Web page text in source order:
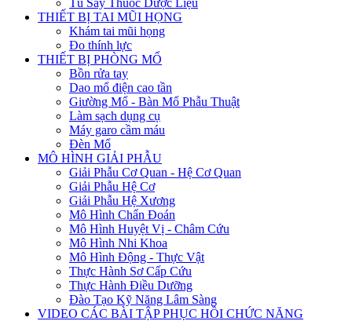
Tủ Sấy Thuốc Dược Liệu
THIẾT BỊ TAI MŨI HỌNG
Khám tai mũi họng
Đo thính lực
THIẾT BỊ PHÒNG MỔ
Bồn rửa tay
Dao mổ điện cao tần
Giường Mổ - Bàn Mổ Phẫu Thuật
Làm sạch dụng cụ
Máy garo cầm máu
Đèn Mổ
MÔ HÌNH GIẢI PHẪU
Giải Phẫu Cơ Quan - Hệ Cơ Quan
Giải Phẫu Hệ Cơ
Giải Phẫu Hệ Xương
Mô Hình Chẩn Đoán
Mô Hình Huyệt Vị - Châm Cứu
Mô Hình Nhi Khoa
Mô Hình Động - Thực Vật
Thực Hành Sơ Cấp Cứu
Thực Hành Điều Dưỡng
Đào Tạo Kỹ Năng Lâm Sàng
VIDEO CÁC BÀI TẬP PHỤC HỒI CHỨC NĂNG